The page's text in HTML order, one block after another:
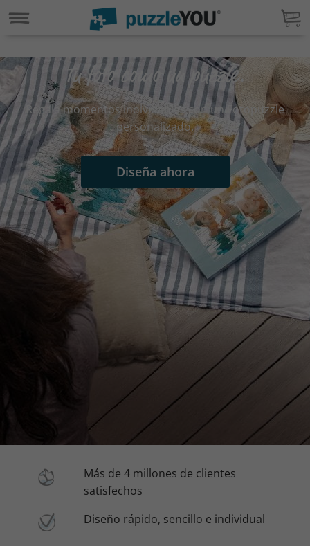
Tu foto como un puzzle.
Regala momentos inolvidables con un Fotopuzzle
personalizado.
Diseña ahora
Más de 4 millones de clientes
satisfechos
Diseño rápido, sencillo e individual